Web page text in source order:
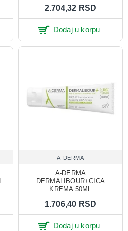
2.704,32 RSD
Dodaj u korpu
A-DERMA
A-DERMA
DERMALIBOUR+CICA
KREMA 50ML
1.706,40 RSD
Dodaj u korpu